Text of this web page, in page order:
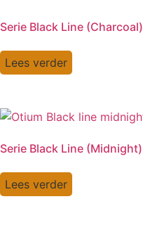
Serie Black Line (Charcoal)
Lees verder
Serie Black Line (Midnight)
Lees verder